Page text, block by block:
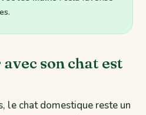
son chat est
le chat domestique reste un